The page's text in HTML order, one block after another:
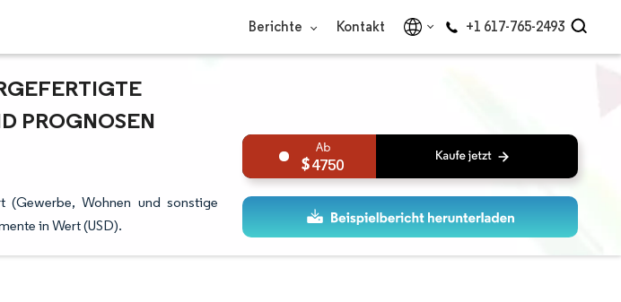
Berichte Kontakt +1 617-765-2493
H
PROGNOSEN (
Wohnen und sonstige
in Wert (USD).
4750